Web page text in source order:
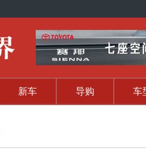
新车 导购 车